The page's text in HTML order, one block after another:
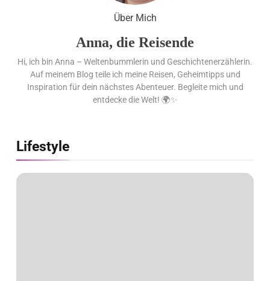
Punkten.
Über Mich
Anna, die Reisende
Hi, ich bin Anna – Weltenbummlerin und Geschichtenerzählerin.
Auf meinem Blog teile ich meine Reisen, Geheimtipps und
Inspiration für dein nächstes Abenteuer. Begleite mich und
entdecke die Welt! 🌍✨
Lifestyle